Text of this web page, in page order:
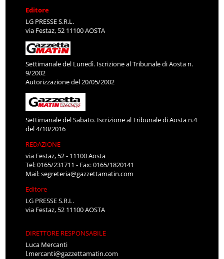
Editore
LG PRESSE S.R.L.
via Festaz, 52 11100 AOSTA
Settimanale del Lunedì. Iscrizione al Tribunale di Aosta n.
9/2002
Autorizzazione del 20/05/2002
Settimanale del Sabato. Iscrizione al Tribunale di Aosta n.4
del 4/10/2016
REDAZIONE
via Festaz, 52 - 11100 Aosta
Tel: 0165/231711 - Fax: 0165/1820141
Mail:segreteria@gazzettamatin.com
Editore
LG PRESSE S.R.L.
via Festaz, 52 11100 AOSTA
DIRETTORE RESPONSABILE
Luca Mercanti
l.mercanti@gazzettamatin.com